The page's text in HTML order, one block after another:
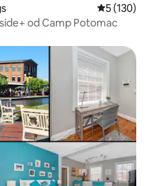
Średnia
5 (130)
od Camp Potomac
gości